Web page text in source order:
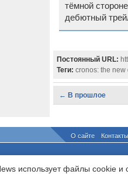
тёмной
дебютный
Постоянный URL:
Теги: cronos: the new
← В прошлое
О сайте Контакты
При
использует файлы cookie и